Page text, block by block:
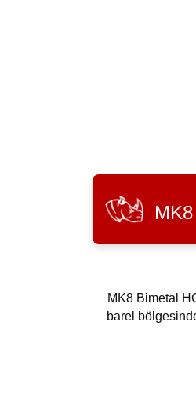
MK8 Bimetal
barel